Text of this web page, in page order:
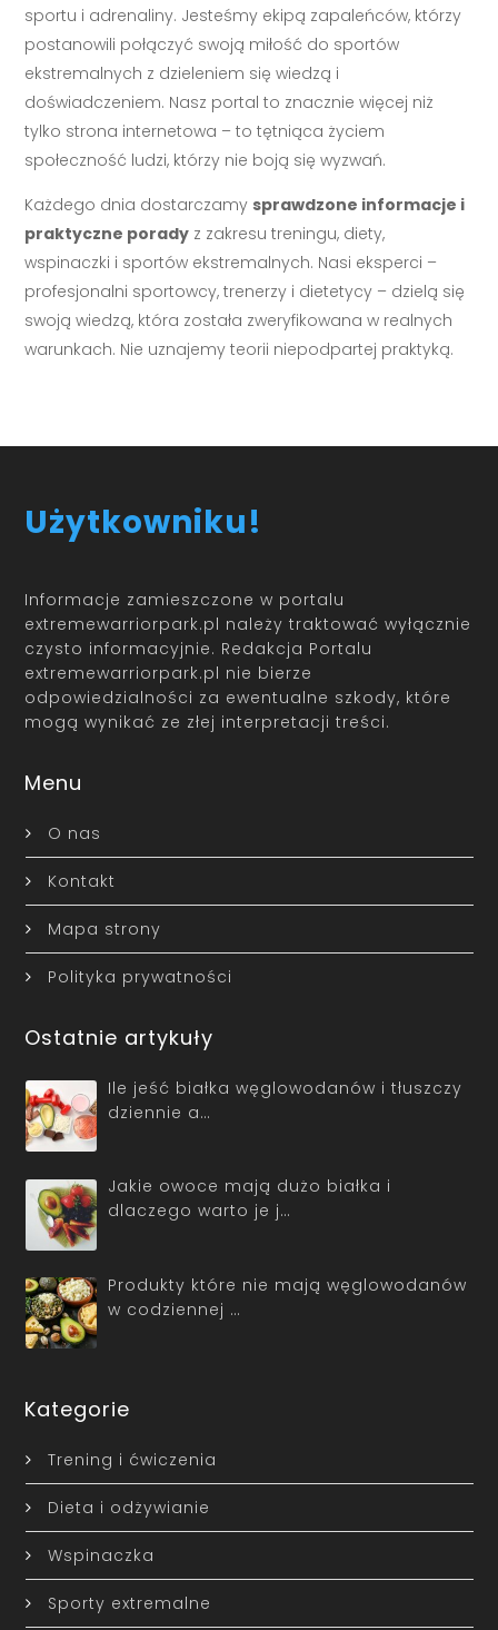
sportu i adrenaliny. Jesteśmy ekipą zapaleńców, którzy
postanowili połączyć swoją miłość do sportów
ekstremalnych z dzieleniem się wiedzą i
doświadczeniem. Nasz portal to znacznie więcej niż
tylko strona internetowa – to tętniąca życiem
społeczność ludzi, którzy nie boją się wyzwań.
Każdego dnia dostarczamy sprawdzone informacje i
praktyczne porady z zakresu treningu, diety,
wspinaczki i sportów ekstremalnych. Nasi eksperci –
profesjonalni sportowcy, trenerzy i dietetycy – dzielą się
swoją wiedzą, która została zweryfikowana w realnych
warunkach. Nie uznajemy teorii niepodpartej praktyką.
Użytkowniku!
Informacje zamieszczone w portalu
extremewarriorpark.pl należy traktować wyłącznie
czysto informacyjnie. Redakcja Portalu
extremewarriorpark.pl nie bierze
odpowiedzialności za ewentualne szkody, które
mogą wynikać ze złej interpretacji treści.
Menu
O nas
Kontakt
Mapa strony
Polityka prywatności
Ostatnie artykuły
Ile jeść białka węglowodanów i tłuszczy
dziennie a…
Jakie owoce mają dużo białka i
dlaczego warto je j…
Produkty które nie mają węglowodanów
w codziennej …
Kategorie
Trening i ćwiczenia
Dieta i odżywianie
Wspinaczka
Sporty extremalne